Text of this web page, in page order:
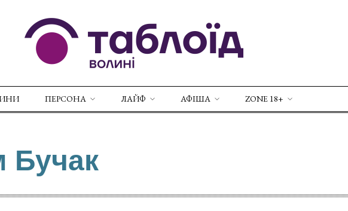
ПЕРСОНА ЛАЙФ АФІША ZONE 18+
Бучак